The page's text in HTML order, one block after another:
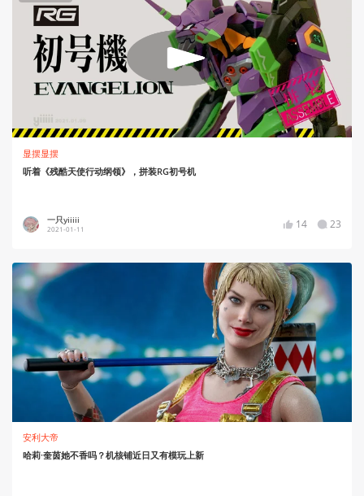
显摆显摆
听着《残酷天使行动纲领》，拼装RG初号机
一只yiiiii
2021-01-11 14 23
安利大帝
哈莉·奎茵她不香吗？机核铺近日又有模玩上新